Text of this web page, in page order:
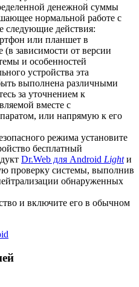
денежной суммы
нормальной работе с
следующие действия:
или планшет в
(в зависимости от версии
и особенностей
устройства эта
выполнена различными
за уточнением к
вместе с
или напрямую к его
режима установите
бесплатный
Dr.Web для Android Lightи
проверку системы, выполнив
обнаруженных
и включите его в обычном